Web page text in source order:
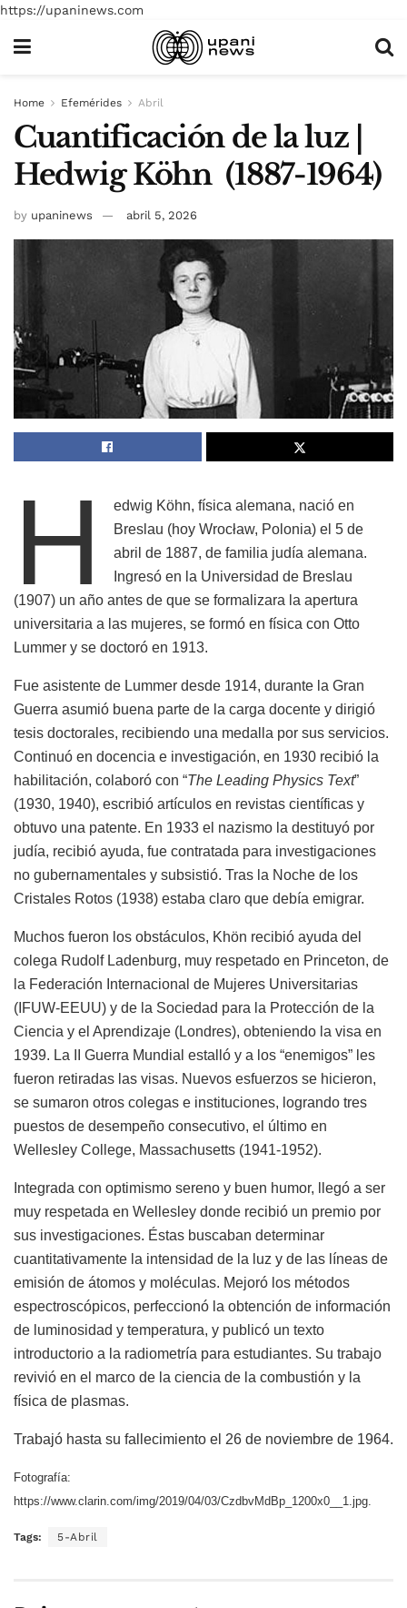
https://upaninews.com
Home Efemérides Abril
Cuantificación de la luz |
Hedwig Köhn (1887-1964)
by upaninews abril 5, 2026
H
edwig Köhn, física alemana, nació en
Breslau (hoy Wrocław, Polonia) el 5 de
abril de 1887, de familia judía alemana.
Ingresó en la Universidad de Breslau
(1907) un año antes de que se formalizara la apertura
universitaria a las mujeres, se formó en física con Otto
Lummer y se doctoró en 1913.
Fue asistente de Lummer desde 1914, durante la Gran
Guerra asumió buena parte de la carga docente y dirigió
tesis doctorales, recibiendo una medalla por sus servicios.
Continuó en docencia e investigación, en 1930 recibió la
habilitación, colaboró con “The Leading Physics Text”
(1930, 1940), escribió artículos en revistas científicas y
obtuvo una patente. En 1933 el nazismo la destituyó por
judía, recibió ayuda, fue contratada para investigaciones
no gubernamentales y subsistió. Tras la Noche de los
Cristales Rotos (1938) estaba claro que debía emigrar.
Muchos fueron los obstáculos, Khön recibió ayuda del
colega Rudolf Ladenburg, muy respetado en Princeton, de
la Federación Internacional de Mujeres Universitarias
(IFUW-EEUU) y de la Sociedad para la Protección de la
Ciencia y el Aprendizaje (Londres), obteniendo la visa en
1939. La II Guerra Mundial estalló y a los “enemigos” les
fueron retiradas las visas. Nuevos esfuerzos se hicieron,
se sumaron otros colegas e instituciones, logrando tres
puestos de desempeño consecutivo, el último en
Wellesley College, Massachusetts (1941-1952).
Integrada con optimismo sereno y buen humor, llegó a ser
muy respetada en Wellesley donde recibió un premio por
sus investigaciones. Éstas buscaban determinar
cuantitativamente la intensidad de la luz y de las líneas de
emisión de átomos y moléculas. Mejoró los métodos
espectroscópicos, perfeccionó la obtención de información
de luminosidad y temperatura, y publicó un texto
introductorio a la radiometría para estudiantes. Su trabajo
revivió en el marco de la ciencia de la combustión y la
física de plasmas.
Trabajó hasta su fallecimiento el 26 de noviembre de 1964.
Fotografía:
https://www.clarin.com/img/2019/04/03/CzdbvMdBp_1200x0__1.jpg.
Tags: 5-Abril